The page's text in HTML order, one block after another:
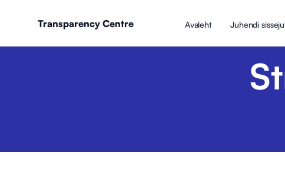
Transparency Centre Avaleht Juhendi